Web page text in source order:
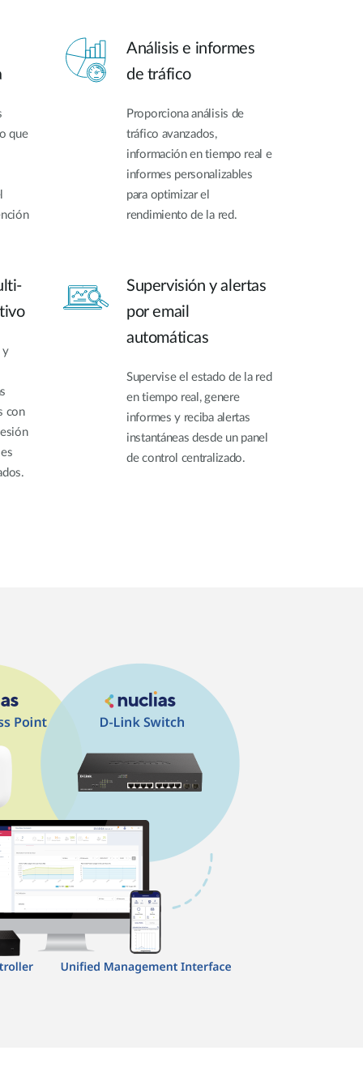
que
Análisis e informes
de tráfico
Proporciona análisis de
tráfico avanzados,
información en tiempo real e
informes personalizables
para optimizar el
rendimiento de la red.
y
con
Supervisión y alertas
por email
automáticas
Supervise el estado de la red
en tiempo real, genere
informes y reciba alertas
instantáneas desde un panel
de control centralizado.